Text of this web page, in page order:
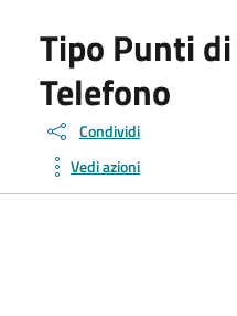
Tipo Punti
Telefono
Condividi
Vedi azioni